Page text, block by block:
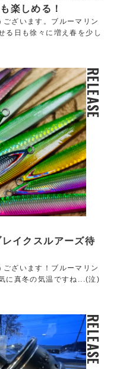
楽しめる！
ざいます。ブルーマリン
る日も徐々に増え春を少し
RELEASE
レイクスルアーズ待
ざいます！ブルーマリン
に真冬の気温ですね...(泣)
RELEASE